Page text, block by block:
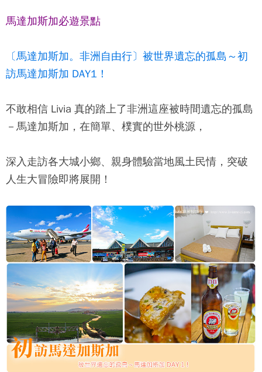
馬達加斯加必遊景點
〔馬達加斯加。非洲自由行〕被世界遺忘的孤島～初
訪馬達加斯加 DAY1！
不敢相信 Livia 真的踏上了非洲這座被時間遺忘的孤島
－馬達加斯加，在簡單、樸實的世外桃源，
深入走訪各大城小鄉、親身體驗當地風土民情，突破
人生大冒險即將展開！